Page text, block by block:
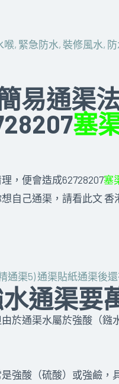
喉, 緊急防水 ,裝修風水 ,
易通渠
塞
，便會造成62728207塞
自己通渠，請看此文
通渠5) 通渠貼紙通渠後
通渠要
於通渠水屬於強酸（
強酸（硫酸）或強鹼